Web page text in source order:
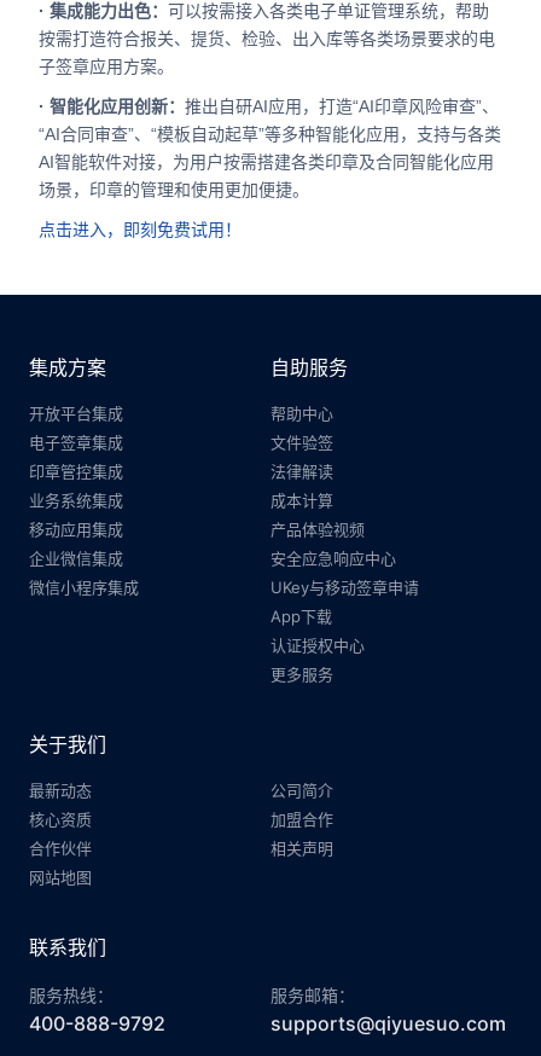
· 集成能力出色： 可以按需接入各类电子单证管理系统，帮助
按需打造符合报关、提货、检验、出入库等各类场景要求的电
子签章应用方案。
· 智能化应用创新： 推出自研AI应用，打造“AI印章风险审查”、
“AI合同审查”、“模板自动起草”等多种智能化应用，支持与各类
AI智能软件对接，为用户按需搭建各类印章及合同智能化应用
场景，印章的管理和使用更加便捷。
点击进入，即刻免费试用！
集成方案
开放平台集成
电子签章集成
印章管控集成
业务系统集成
移动应用集成
企业微信集成
微信小程序集成
自助服务
帮助中心
文件验签
法律解读
成本计算
产品体验视频
安全应急响应中心
UKey与移动签章申请
App下载
认证授权中心
更多服务
关于我们
最新动态
公司简介
核心资质
加盟合作
合作伙伴
相关声明
网站地图
联系我们
服务热线：
400-888-9792
服务邮箱：
supports@qiyuesuo.com